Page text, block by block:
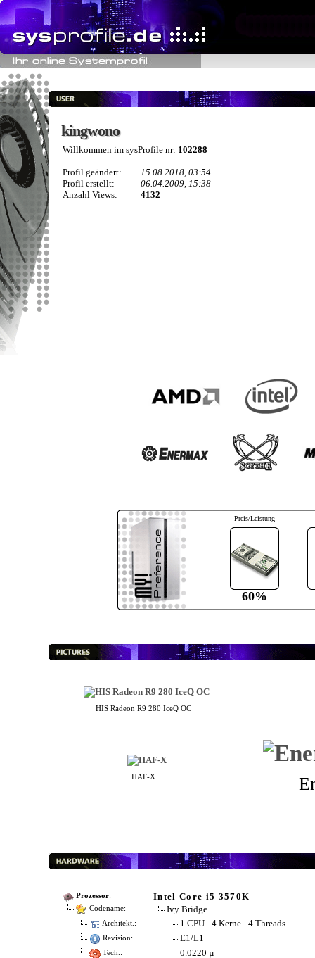
kingwono
kingwono
Willkommen im sysProfile nr: 102288
Profil geändert:
15.08.2018, 03:54
Profil erstellt:
06.04.2009, 15:38
Anzahl Views:
4132
Preis/Leistung
60%
HIS Radeon R9 280 IceQ OC
HAF-X
Prozessor: Intel Core i5 3570K
Codename: Ivy Bridge
Architekt.: 1 CPU - 4 Kerne - 4 Threads
Revision: E1/L1
Tech.: 0.0220 µ